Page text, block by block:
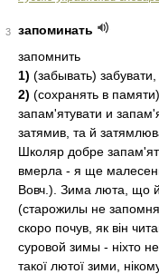
3
запоминать
запомнить
1) (забывать)
2) (сохранять в
запам'ятувати и
затямив, та й
Школяр добре
вмерла - я ще
Вовч.). Зима люта, що
(старожилы не
скоро почув, як він
суровой зимы - ніхто
такої лютої зими,